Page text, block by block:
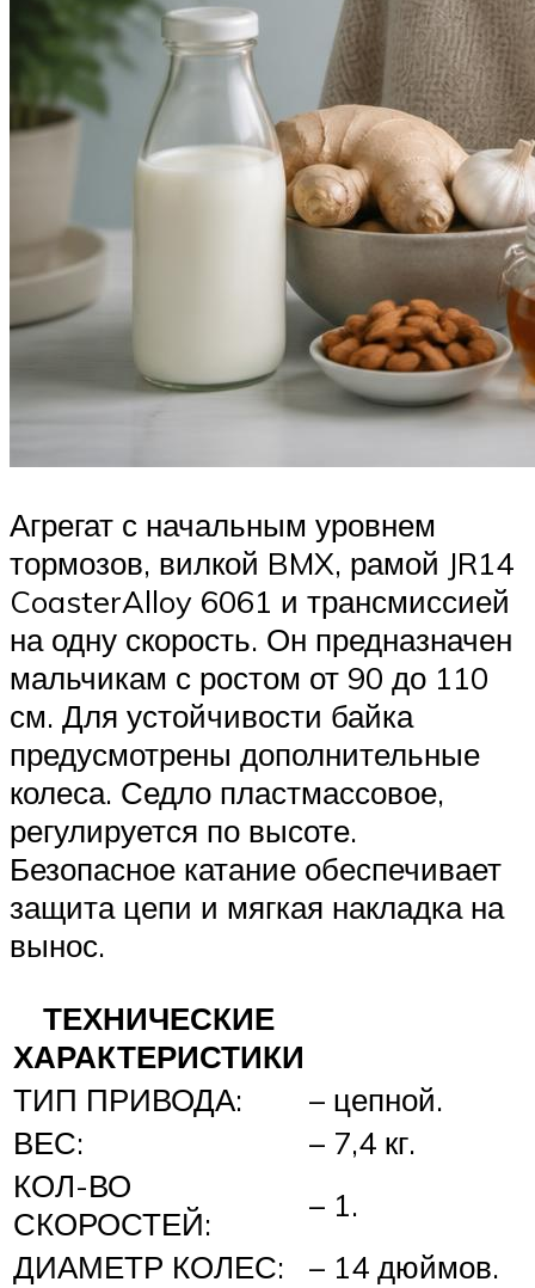
Агрегат с начальным уровнем
тормозов, вилкой BMX, рамой JR14
CoasterAlloy 6061 и трансмиссией
на одну скорость. Он предназначен
мальчикам с ростом от 90 до 110
см. Для устойчивости байка
предусмотрены дополнительные
колеса. Седло пластмассовое,
регулируется по высоте.
Безопасное катание обеспечивает
защита цепи и мягкая накладка на
вынос.
ТЕХНИЧЕСКИЕ
ХАРАКТЕРИСТИКИ
ТИП ПРИВОДА:
– цепной.
ВЕС:
– 7,4 кг.
КОЛ-ВО
СКОРОСТЕЙ:
– 1.
ДИАМЕТР КОЛЕС:
– 14 дюймов.